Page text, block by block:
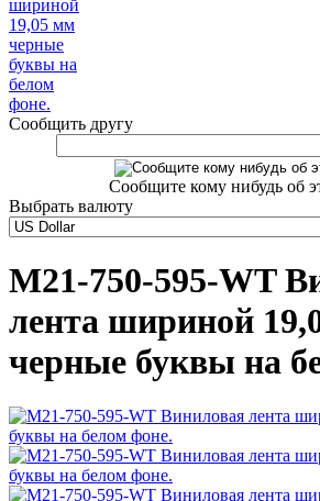
Сообщить другу
Сообщите кому нибудь об
Выбрать валюту
M21-750-595-WT
лента шириной
черные буквы на